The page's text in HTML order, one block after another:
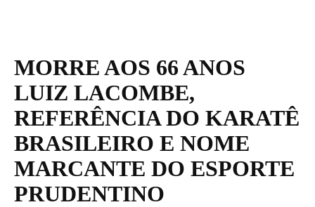
MORRE AOS 66 ANOS
LUIZ LACOMBE,
REFERÊNCIA DO KARATÊ
BRASILEIRO E NOME
MARCANTE DO ESPORTE
PRUDENTINO